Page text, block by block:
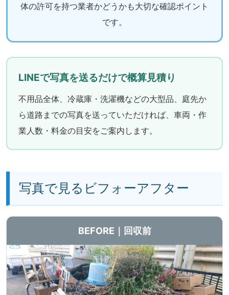
体の許可を持つ業者かどうかも大切な確認ポイント
です。
LINEで写真を送るだけで概算見積り
不用品全体、冷蔵庫・洗濯機などの大型品、庭先か
ら道路までの写真を送っていただければ、車両・作
業人数・料金の目安をご案内します。
写真で見るビフォーアフター
BEFORE｜回収前